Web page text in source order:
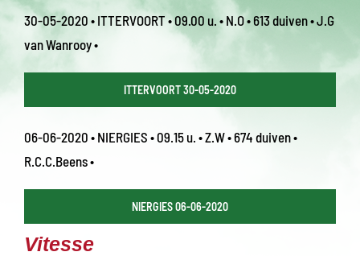
30-05-2020 • ITTERVOORT • 09.00 u. • N.O • 613 duiven • J.G
van Wanrooy •
ITTERVOORT 30-05-2020
06-06-2020 • NIERGIES • 09.15 u. • Z.W • 674 duiven •
R.C.C.Beens •
NIERGIES 06-06-2020
Vitesse